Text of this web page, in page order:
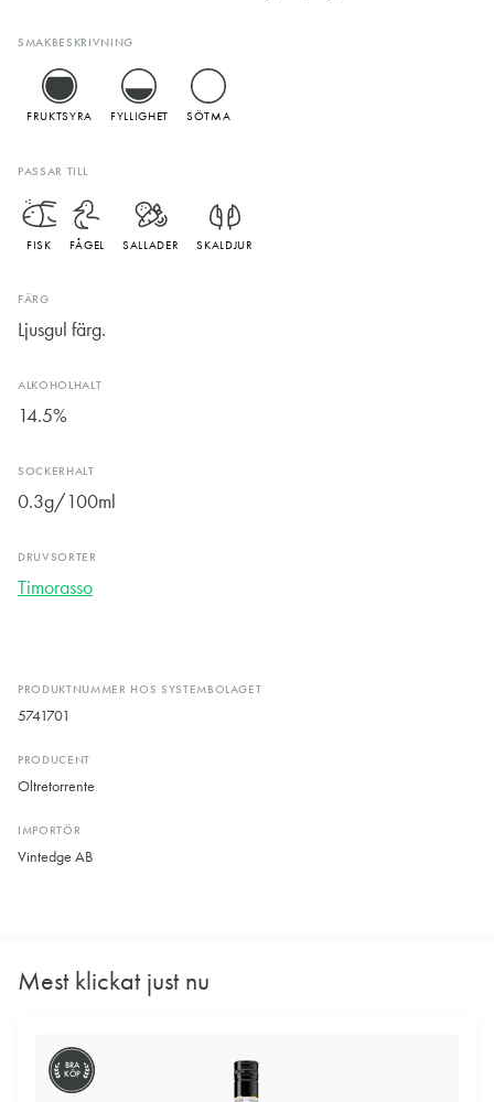
PRODUKTNUMMER HOS SYSTEMBOLAGET
5741701
PRODUCENT
Oltretorrente
IMPORTÖR
Vintedge AB
SMAKBESKRIVNING
FRUKTSYRA FYLLIGHET SÖTMA
PASSAR TILL
FISK FÅGEL SALLADER SKALDJUR
FÄRG
Ljusgul färg.
ALKOHOLHALT
14.5%
SOCKERHALT
0.3g/100ml
DRUVSORTER
Timorasso
Mest klickat just nu
BRA
KÖP